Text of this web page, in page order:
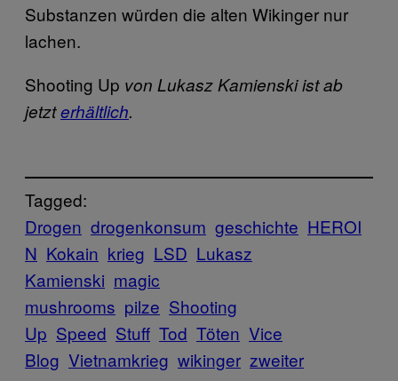
Substanzen würden die alten Wikinger nur
lachen.
Shooting Up von Lukasz Kamienski ist ab
jetzterhältlich.
Tagged:
Drogen drogenkonsum geschichte HEROI
N Kokain krieg LSD Lukasz
Kamienski magic
mushrooms pilze Shooting
Up Speed Stuff Tod Töten Vice
Blog Vietnamkrieg wikinger zweiter